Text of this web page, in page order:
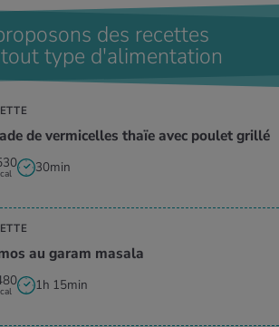
des recettes
type d'alimentation
de vermicelles thaïe avec poulet grillé
30min
au garam masala
1h 15min